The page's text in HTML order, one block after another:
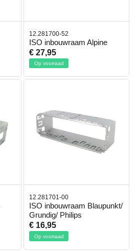
12.281700-52
ISO inbouwraam Alpine
€ 27,95
Op voorraad
12.281701-00
ISO inbouwraam Blaupunkt/
Grundig/ Philips
€ 16,95
Op voorraad